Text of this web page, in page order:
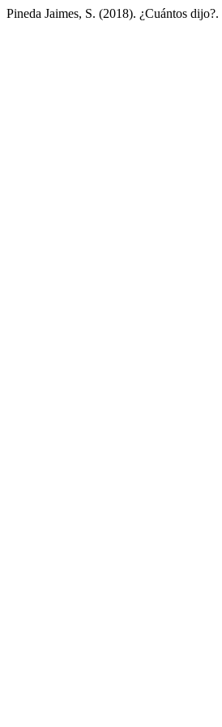
Pineda Jaimes, S. (2018). ¿Cuántos dijo?.